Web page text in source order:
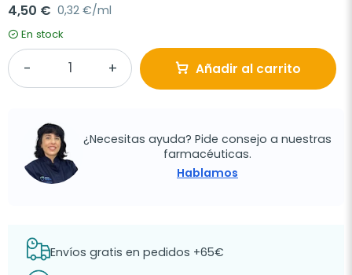
4,50 € 0,32 €/ml
En stock
Añadir al carrito
¿Necesitas ayuda? Pide consejo a nuestras
farmacéuticas.
Hablamos
Envíos gratis en pedidos +65€